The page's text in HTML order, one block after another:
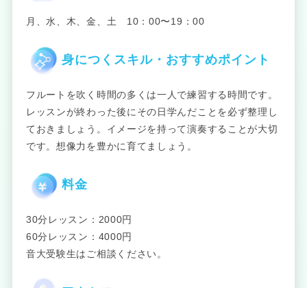
月、水、木、金、土 10：00〜19：00
身につくスキル・おすすめポイント
フルートを吹く時間の多くは一人で練習する時間です。
レッスンが終わった後にその日学んだことを必ず整理し
ておきましょう。イメージを持って演奏することが大切
です。想像力を豊かに育てましょう。
料金
30分レッスン：2000円
60分レッスン：4000円
音大受験生はご相談ください。